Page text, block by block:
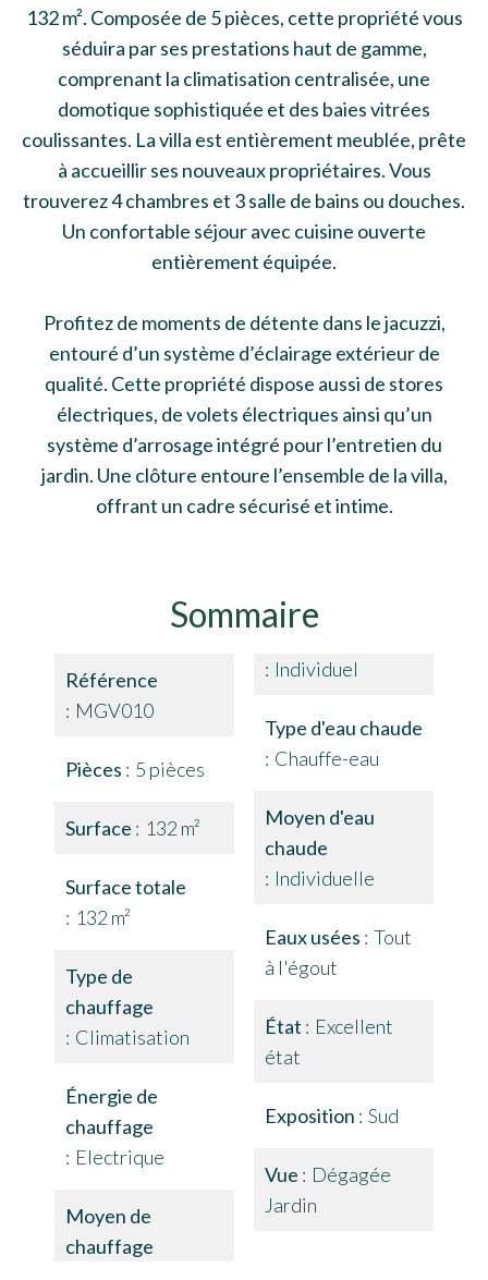
132 m². Composée de 5 pièces, cette propriété vous
séduira par ses prestations haut de gamme,
comprenant la climatisation centralisée, une
domotique sophistiquée et des baies vitrées
coulissantes. La villa est entièrement meublée, prête
à accueillir ses nouveaux propriétaires. Vous
trouverez 4 chambres et 3 salle de bains ou douches.
Un confortable séjour avec cuisine ouverte
entièrement équipée.
Profitez de moments de détente dans le jacuzzi,
entouré d’un système d’éclairage extérieur de
qualité. Cette propriété dispose aussi de stores
électriques, de volets électriques ainsi qu’un
système d’arrosage intégré pour l’entretien du
jardin. Une clôture entoure l’ensemble de la villa,
offrant un cadre sécurisé et intime.
Sommaire
Référence
MGV010
Pièces 5 pièces
Surface 132 m²
Surface totale
132 m²
Type de
chauffage
Climatisation
Énergie de
chauffage
Electrique
Moyen de
chauffage
Individuel
Type d'eau chaude
Chauffe-eau
Moyen d'eau
chaude
Individuelle
Eaux usées Tout
à l'égout
État
Excellent
état
Exposition Sud
Vue
Dégagée
Jardin